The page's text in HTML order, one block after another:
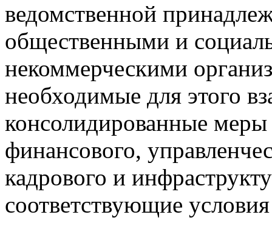
организациями
ведомственной
общественными и
некоммерческими
необходимые для этого
консолидированные меры
финансового,
кадрового и